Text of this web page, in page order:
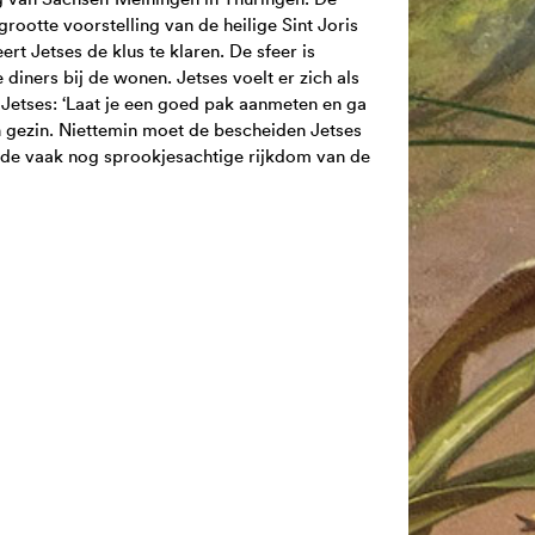
voorstelling van de heilige Sint Joris
Jetses de klus te klaren. De sfeer is
bij de wonen. Jetses voelt er zich als
‘Laat je een goed pak aanmeten en ga
Niettemin moet de bescheiden Jetses
vaak nog sprookjesachtige rijkdom van de